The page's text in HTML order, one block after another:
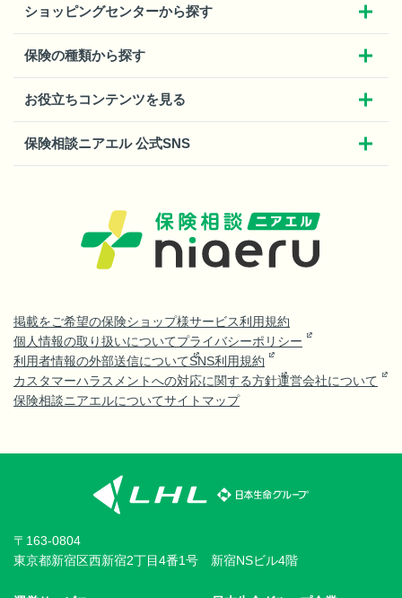
ショッピングセンターから探す
保険の種類から探す
お役立ちコンテンツを見る
保険相談ニアエル 公式SNS
掲載をご希望の保険ショップ様サービス利用規約
個人情報の取り扱いについてプライバシーポリシー
利用者情報の外部送信についてSNS利用規約
カスタマーハラスメントへの対応に関する方針運営会社について
保険相談ニアエルについてサイトマップ
〒163-0804
東京都新宿区西新宿2丁目4番1号 新宿NSビル4階